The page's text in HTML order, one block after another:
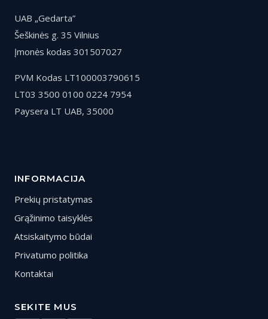
UAB „Gedarta”
Šeškinės g. 35 Vilnius
Įmonės kodas 301507027
PVM Kodas LT100003790615
LT03 3500 0100 0224 7954
Paysera LT UAB, 35000
INFORMACIJA
Prekių pristatymas
Grąžinimo taisyklės
Atsiskaitymo būdai
Privatumo politika
Kontaktai
SEKITE MUS